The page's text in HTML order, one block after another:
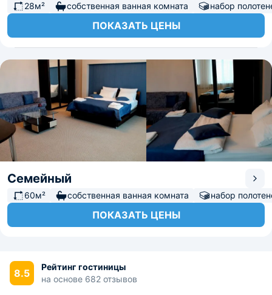
28м² собственная ванная комната набор
ПОКАЗАТЬ ЦЕНЫ
Семейный
60м² собственная ванная комната набор
ПОКАЗАТЬ ЦЕНЫ
8.5
Рейтинг гостиницы
на основе 682 отзывов